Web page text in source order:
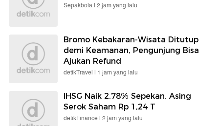
Sepakbola | 2 jam yang lalu
Bromo Kebakaran-Wisata Ditutup
demi Keamanan, Pengunjung Bisa
Ajukan Refund
detikTravel | 1 jam yang lalu
IHSG Naik 2,78% Sepekan, Asing
Serok Saham Rp 1,24 T
detikFinance | 2 jam yang lalu